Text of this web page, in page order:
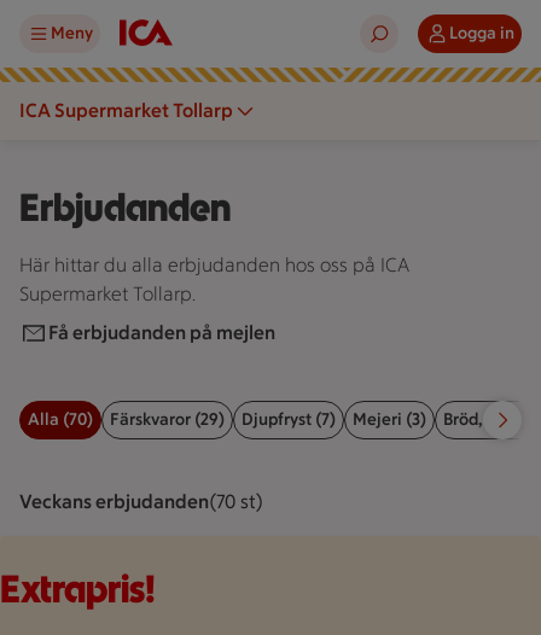
Meny Logga in
ICA Supermarket Tollarp
Erbjudanden
Här hittar du alla erbjudanden hos oss på ICA
Supermarket Tollarp.
Få erbjudanden på mejlen
Filter för erbjudanden
Alla (70) Färskvaror (29) Djupfryst (7) Mejeri (3) Bröd, kex &
Veckans erbjudandenVisar 70 st stycken
(70 st)
Bildspel med 4 bilder.
Extrapris!